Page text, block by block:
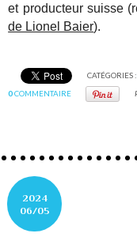
et producteur suisse
de Lionel Baier).
CATÉGORIES :
0COMMENTAIRE
2024
06/05